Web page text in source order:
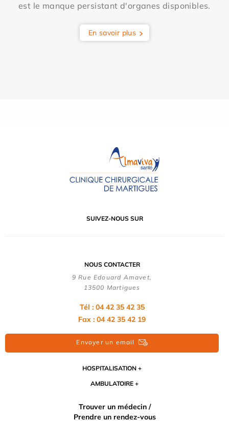
est le manque persistant d'organes disponibles.
En savoir plus
SUIVEZ-NOUS SUR
NOUS CONTACTER
9 Rue Edouard Amavet,
13500 Martigues
Tél : 04 42 35 42 35
Fax : 04 42 35 42 19
Envoyer un email
HOSPITALISATION
AMBULATOIRE
Trouver un médecin /
Prendre un rendez-vous